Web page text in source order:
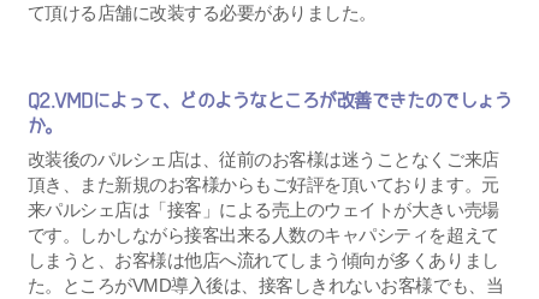
て頂ける店舗に改装する必要がありました。
Q2.VMDによって、どのようなところが改善できたのでしょう
か。
改装後のパルシェ店は、従前のお客様は迷うことなくご来店
頂き、また新規のお客様からもご好評を頂いております。元
来パルシェ店は「接客」による売上のウェイトが大きい売場
です。しかしながら接客出来る人数のキャパシティを超えて
しまうと、お客様は他店へ流れてしまう傾向が多くありまし
た。ところがVMD導入後は、接客しきれないお客様でも、当